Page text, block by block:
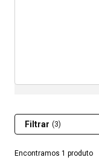
Encontramos 1 produto
Filtrar (3)